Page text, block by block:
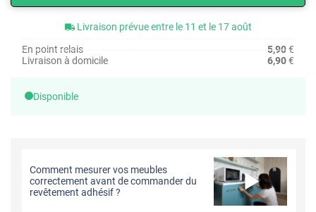
Livraison prévue entre le 11 et le 17 août
En point relais
5,90€
Livraison à domicile
6,90€
Disponible
Comment mesurer vos meubles
correctement avant de commander du
revêtement adhésif ?